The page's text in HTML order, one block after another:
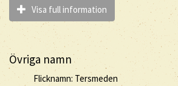
Visa full information
Övriga namn
Flicknamn: Tersmeden